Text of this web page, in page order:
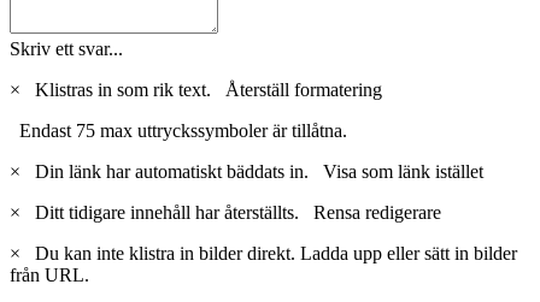
Skriv ett svar...
×
Klistras in som rik text. Återställ formatering
Endast 75 max uttryckssymboler är tillåtna.
×
Din länk har automatiskt bäddats in. Visa som länk istället
×
Ditt tidigare innehåll har återställts. Rensa redigerare
×
Du kan inte klistra in bilder direkt. Ladda upp eller sätt in bilder
från URL.